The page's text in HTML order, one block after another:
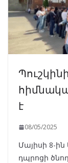
է
08/05/2025
Մայիսի 8-
դպրոցի